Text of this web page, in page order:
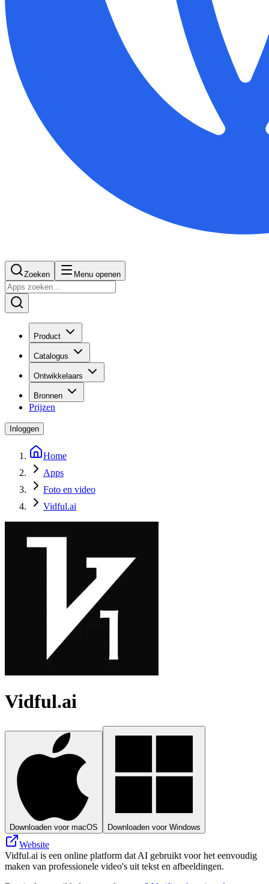
Zoeken Menu openen
Product
Catalogus
Ontwikkelaars
Bronnen
Prijzen
Inloggen
Home
Apps
Foto en video
Vidful.ai
Vidful.ai
Downloaden voor macOS Downloaden voor Windows
Website
Vidful.ai is een online platform dat AI gebruikt voor het eenvoudig
maken van professionele video's uit tekst en afbeeldingen.